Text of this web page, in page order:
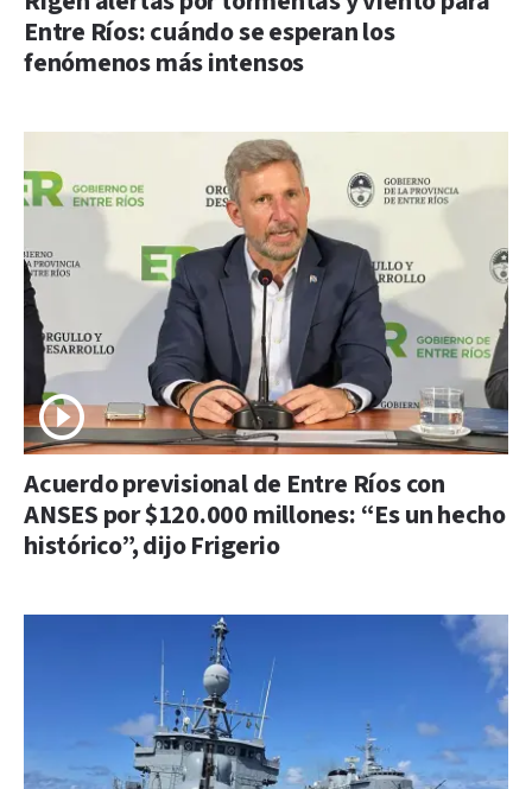
Entre Ríos: cuándo se esperan los
fenómenos más intensos
Acuerdo previsional de Entre Ríos con
ANSES por $120.000 millones: “Es un hecho
histórico”, dijo Frigerio